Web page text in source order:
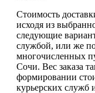
Стоимость
исходя из
следующие
службой, или же
многочисленных
Сочи. Вес заказа
формировании
курьерских служб